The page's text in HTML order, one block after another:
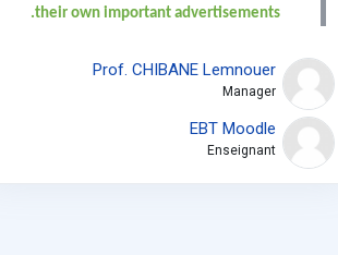
their own important advertisements.
Prof. CHIBANE Lemnouer
Manager
EBT Moodle
Enseignant